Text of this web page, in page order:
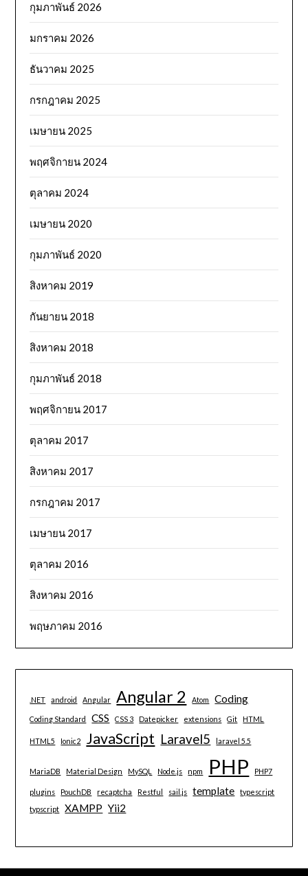
กุมภาพันธ์ 2026
มกราคม 2026
ธันวาคม 2025
กรกฎาคม 2025
เมษายน 2025
พฤศจิกายน 2024
ตุลาคม 2024
เมษายน 2020
กุมภาพันธ์ 2020
สิงหาคม 2019
กันยายน 2018
สิงหาคม 2018
กุมภาพันธ์ 2018
พฤศจิกายน 2017
ตุลาคม 2017
สิงหาคม 2017
กรกฎาคม 2017
เมษายน 2017
ตุลาคม 2016
สิงหาคม 2016
พฤษภาคม 2016
.NET android Angular Angular 2 Atom Coding
Coding Standard CSS CSS 3 Datepicker extensions Git HTML
HTML5 Ionic2 JavaScript Laravel5 laravel 5.5
MariaDB Material Design MySQL Node.js npm PHP PHP7
plugins PouchDB recaptcha Restful sail.js template
typescript
typscript
XAMPP Yii2